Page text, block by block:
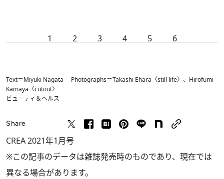
1 2 3 4 5 6
Text＝Miyuki Nagata Photographs＝Takashi Ehara〈still life〉、Hirofumi
Kamaya〈cutout〉
ビューティ＆ヘルス
Share
CREA 2021年1月号
※この記事のデータは雑誌発売時のものであり、現在では
異なる場合があります。